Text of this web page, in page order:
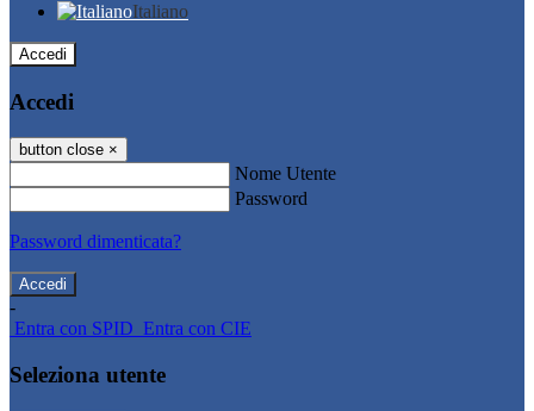
Italiano
Accedi
Accedi
button close ×
Nome Utente
Password
Password dimenticata?
-
Entra con SPID Entra con CIE
Seleziona utente